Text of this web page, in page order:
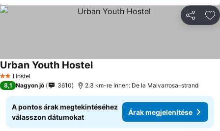
2 Kategória
Hostel
Urban Youth Hostel
8,1 Nagyon jó 3610 2.3 km-re innen: De la Malvarrosa-strand
A pontos árak megtekintéséhez
válasszon dátumokat
Árak megjelenítése